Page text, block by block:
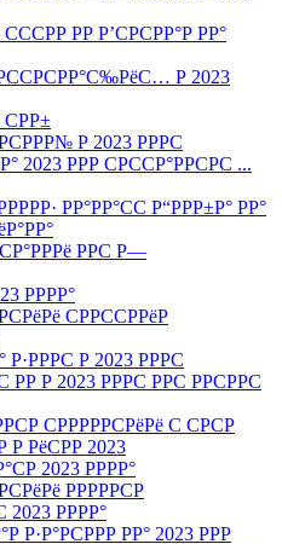
РР Р’СРСРР°Р РР°
Р 2023
СРР±
Р 2023 РРРС
2023 РРР СРССР°РРСРС ...
РР°РР°СС Р“РРР±Р° РР°
РРС Р—
РРРР°
СРРССРРёР
Р 2023 РРРС
РР Р 2023 РРРС РРС РРСРРС
СРРРРРСРёРё С СРСР
Р РёСРР 2023
2023 РРРР°
РРРРРСР
РРРР°
Р·Р°РСРРР РР° 2023 РРР